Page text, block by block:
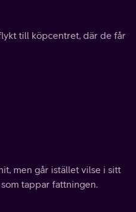
till köpcentret, där de får
men går istället vilse i sitt
tappar fattningen.